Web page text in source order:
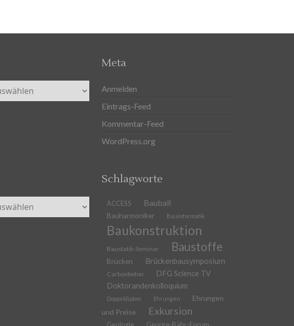
Meta
Anmelden
Eintrags-Feed
Kommentar-Feed
WordPress.org
Schlagworte
ACCESS Bauball
Bauharmoniker Bauinformatik
Baukonstruktion
Baustatik-Seminar Baustoffe
Brücken Brückenbausymposium
Carbonbeton
DFG Science TV
Doktorandenkolloquium
Doppeldiplom Ehrungen
Ehrungen
und Preise
Exkursion
Geologie George-Bähr-Forum